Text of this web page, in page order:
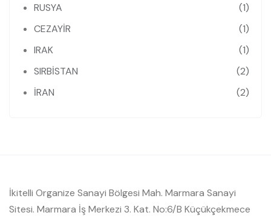
RUSYA
(1)
CEZAYİR
(1)
IRAK
(1)
SIRBİSTAN
(2)
İRAN
(2)
İkitelli Organize Sanayi Bölgesi Mah. Marmara Sanayi
Sitesi. Marmara İş Merkezi 3. Kat. No:6/B Küçükçekmece